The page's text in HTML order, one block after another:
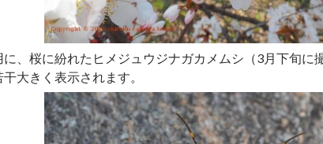
に、桜に紛れたヒメジュウジナガカメムシ（3月下旬に
干大きく表示されます。